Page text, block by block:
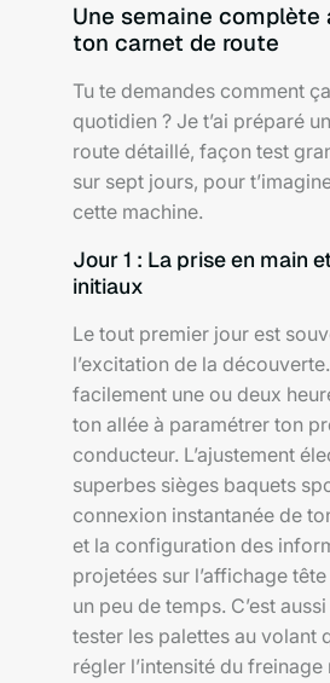
Une semaine complète
ton carnet de route
Tu te demandes comment
quotidien ? Je t’ai préparé
route détaillé, façon test
sur sept jours, pour
cette machine.
Jour 1 : La prise en main
initiaux
Le tout premier jour est
l’excitation de la
facilement une ou deux
ton allée à paramétrer ton
conducteur. L’ajustement
superbes sièges baquets
connexion instantanée de
et la configuration des
projetées sur l’affichage
un peu de temps. C’est
tester les palettes au volant
régler l’intensité du